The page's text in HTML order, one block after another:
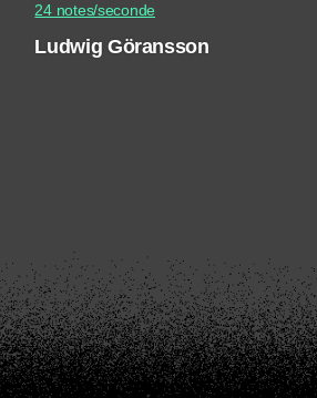
24 notes/seconde
Ludwig Göransson